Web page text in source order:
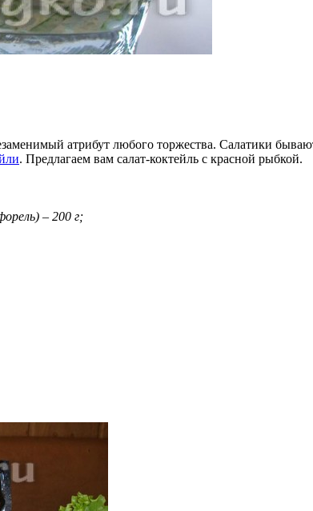
атрибут любого торжества. Салатики
. Предлагаем вам салат-коктейль с красной рыбкой.
– 200 г;